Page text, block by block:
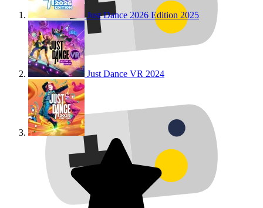
Just Dance 2026 Edition 2025
Just Dance VR 2024